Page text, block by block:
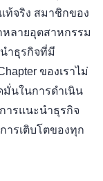
ท้จริง สมาชิกของ
หลายอุตสาหกรรม
ำธุรกิจที่มี
ของเราไม่
มั่นในการดำเนิน
ารแนะนำธุรกิจ
ารเติบโตของทุก